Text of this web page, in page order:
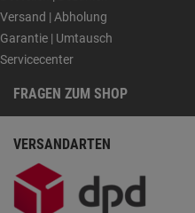
Versand | Abholung
Garantie | Umtausch
Servicecenter
FRAGEN ZUM SHOP
VERSANDARTEN